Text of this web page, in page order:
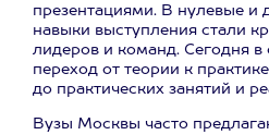
презентациями. В нулевые и
навыки выступления стали
лидеров и команд. Сегодня
переход от теории к
до практических занятий и
Вузы Москвы часто